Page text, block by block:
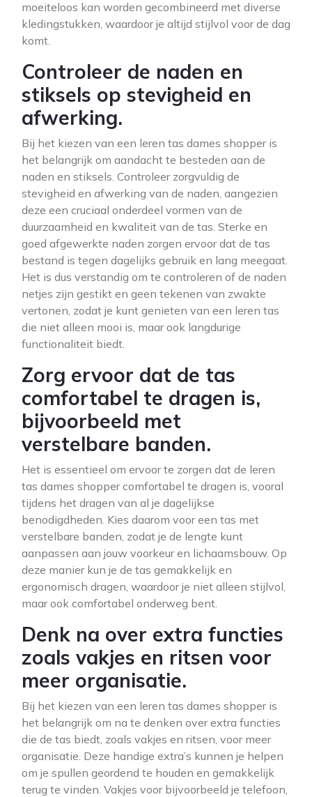
moeiteloos kan worden gecombineerd met diverse
kledingstukken, waardoor je altijd stijlvol voor de dag
komt.
Controleer de naden en
stiksels op stevigheid en
afwerking.
Bij het kiezen van een leren tas dames shopper is
het belangrijk om aandacht te besteden aan de
naden en stiksels. Controleer zorgvuldig de
stevigheid en afwerking van de naden, aangezien
deze een cruciaal onderdeel vormen van de
duurzaamheid en kwaliteit van de tas. Sterke en
goed afgewerkte naden zorgen ervoor dat de tas
bestand is tegen dagelijks gebruik en lang meegaat.
Het is dus verstandig om te controleren of de naden
netjes zijn gestikt en geen tekenen van zwakte
vertonen, zodat je kunt genieten van een leren tas
die niet alleen mooi is, maar ook langdurige
functionaliteit biedt.
Zorg ervoor dat de tas
comfortabel te dragen is,
bijvoorbeeld met
verstelbare banden.
Het is essentieel om ervoor te zorgen dat de leren
tas dames shopper comfortabel te dragen is, vooral
tijdens het dragen van al je dagelijkse
benodigdheden. Kies daarom voor een tas met
verstelbare banden, zodat je de lengte kunt
aanpassen aan jouw voorkeur en lichaamsbouw. Op
deze manier kun je de tas gemakkelijk en
ergonomisch dragen, waardoor je niet alleen stijlvol,
maar ook comfortabel onderweg bent.
Denk na over extra functies
zoals vakjes en ritsen voor
meer organisatie.
Bij het kiezen van een leren tas dames shopper is
het belangrijk om na te denken over extra functies
die de tas biedt, zoals vakjes en ritsen, voor meer
organisatie. Deze handige extra’s kunnen je helpen
om je spullen geordend te houden en gemakkelijk
terug te vinden. Vakjes voor bijvoorbeeld je telefoon,